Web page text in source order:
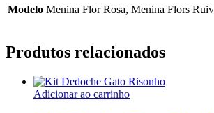
Modelo Menina Flor Rosa, Menina Flors
Produtos relacionados
Adicionar ao carrinho